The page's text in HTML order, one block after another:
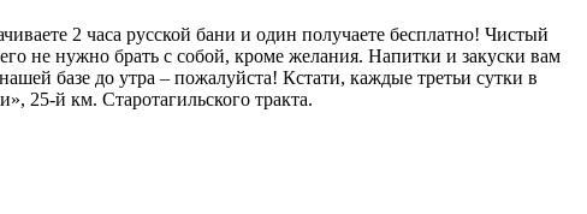
2 часа русской бани и один получаете бесплатно! Чистый
не нужно брать с собой, кроме желания. Напитки и закуски вам
базе до утра – пожалуйста! Кстати, каждые третьи сутки в
25-й км. Старотагильского тракта.